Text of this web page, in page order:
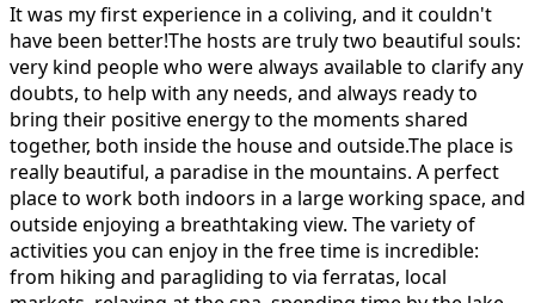
It was my first experience in a coliving, and it couldn't
have been better!The hosts are truly two beautiful souls:
very kind people who were always available to clarify any
doubts, to help with any needs, and always ready to
bring their positive energy to the moments shared
together, both inside the house and outside.The place is
really beautiful, a paradise in the mountains. A perfect
place to work both indoors in a large working space, and
outside enjoying a breathtaking view. The variety of
activities you can enjoy in the free time is incredible:
from hiking and paragliding to via ferratas, local